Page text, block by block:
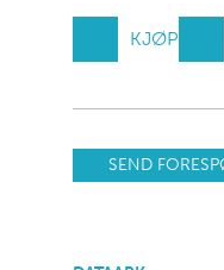
KJØP
SEND